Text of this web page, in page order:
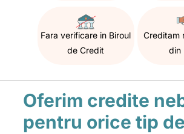
Fara verificare in Biroul
de Credit
Creditam
din
Oferim credite
pentru orice tip